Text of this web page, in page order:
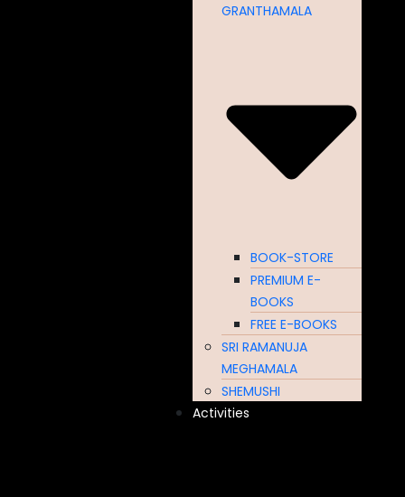
GRANTHAMALA
BOOK-STORE
PREMIUM E-
BOOKS
FREE E-BOOKS
SRI RAMANUJA
MEGHAMALA
SHEMUSHI
Activities